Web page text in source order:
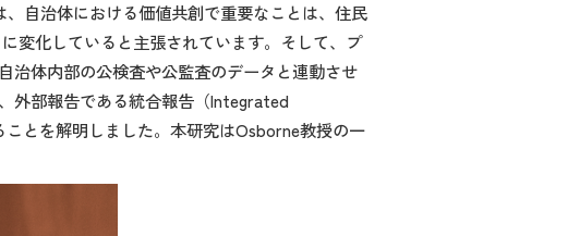
自治体における価値共創で重要なことは、住民
変化していると主張されています。そして、プ
治体内部の公検査や公監査のデータと連動させ
外部報告である統合報告（Integrated
とを解明しました。本研究はOsborne教授の一